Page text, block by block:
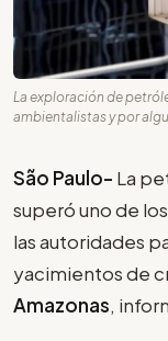
La exploración de
ambientalistas y por
São Paulo- La
superó uno de
las autoridades
yacimientos de
Amazonas,